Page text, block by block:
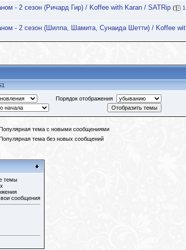
- 2 сезон (Ричард Гир) / Koffee with Karan / SATRip ( 1
- 2 сезон (Шилпа, Шамита, Сунаида Шетти) / Koffee
Порядок отображения
тема с новыми сообщениями
тема без новых сообщений
темы
сообщения